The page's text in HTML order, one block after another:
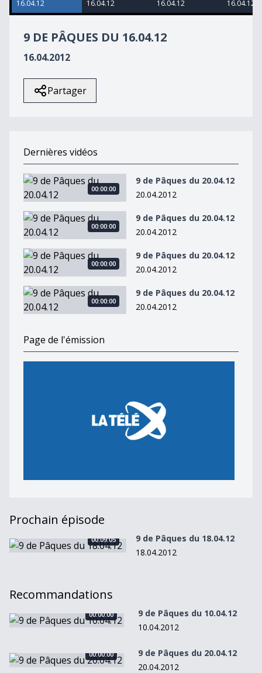
36
seconds
16.04.12
16.04.12
16.04.12
16.04.12
9 DE PÂQUES DU 16.04.12
16.04.2012
Partager
Dernières vidéos
9 de Pâques du 20.04.12
00:00:00
9 de Pâques du 20.04.12
20.04.2012
9 de Pâques du 20.04.12
00:00:00
9 de Pâques du 20.04.12
20.04.2012
9 de Pâques du 20.04.12
00:00:00
9 de Pâques du 20.04.12
20.04.2012
9 de Pâques du 20.04.12
00:00:00
9 de Pâques du 20.04.12
20.04.2012
Page de l'émission
Prochain épisode
9 de Pâques du 18.04.12
00:09:05
9 de Pâques du 18.04.12
18.04.2012
Recommandations
9 de Pâques du 10.04.12
00:00:00
9 de Pâques du 10.04.12
10.04.2012
9 de Pâques du 20.04.12
00:00:00
9 de Pâques du 20.04.12
20.04.2012